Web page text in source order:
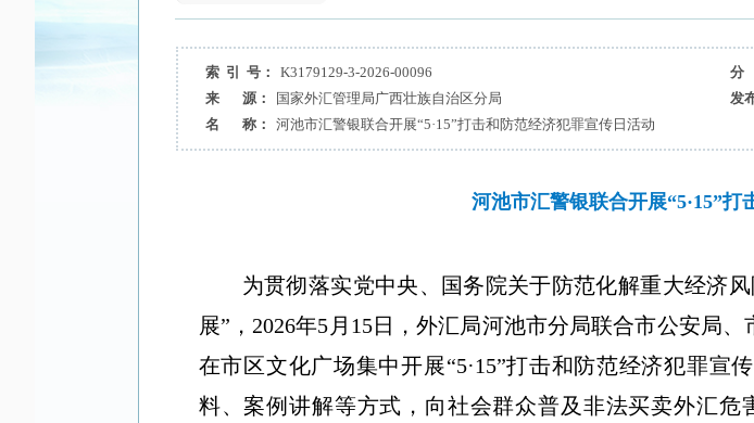
索 引 号： K3179129-3-2026-00096 分
来 源：
国家外汇管理局广西壮族自治区分局 发
名 称：
河池市汇警银联合开展“5·15”打击和防范经济犯罪宣传日活动
河池市汇警银联合开展“5·15”
为贯彻落实党中央、国务院关于防范化解重大经济
展”，2026年5月15日，外汇局河池市分局联合市公安局
在市区文化广场集中开展“5·15”打击和防范经济犯罪宣
料、案例讲解等方式，向社会群众普及非法买卖外汇危